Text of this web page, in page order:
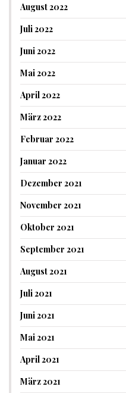
August 2022
Juli 2022
Juni 2022
Mai 2022
April 2022
März 2022
Februar 2022
Januar 2022
Dezember 2021
November 2021
Oktober 2021
September 2021
August 2021
Juli 2021
Juni 2021
Mai 2021
April 2021
März 2021